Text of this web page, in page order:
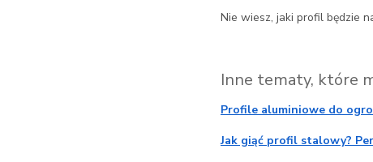
Nie wiesz, jaki profil będzie
Inne tematy, które
Profile aluminiowe do
Jak giąć profil stalowy?